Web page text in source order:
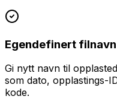
Egendefinert filnavn
Gi nytt navn til
som dato, opplastings-
kode.